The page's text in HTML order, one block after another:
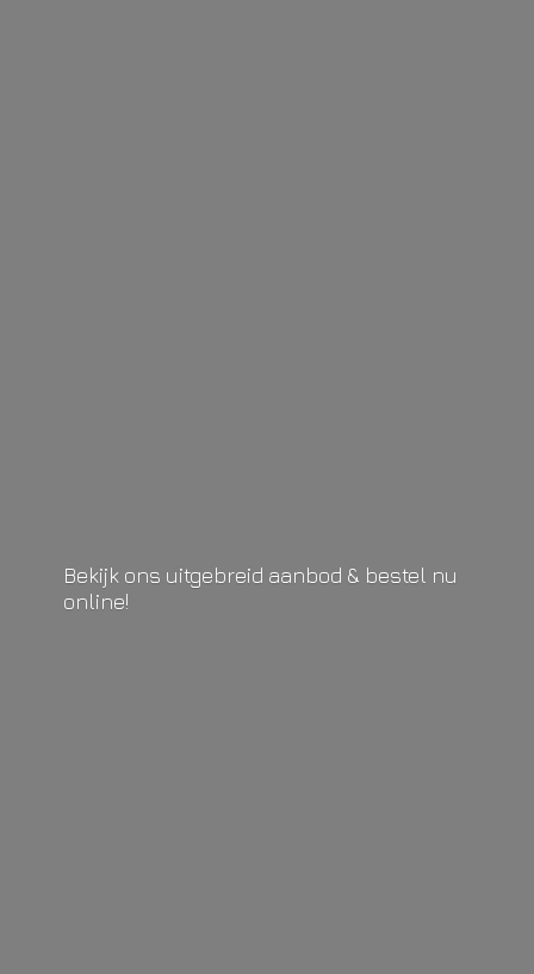
Bekijk ons uitgebreid aanbod & bestel nu
online!